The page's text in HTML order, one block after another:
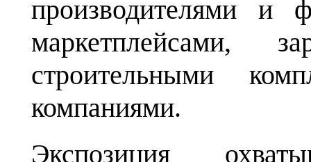
производителями и
маркетплейсами,
строительными
компаниями.
Экспозиция